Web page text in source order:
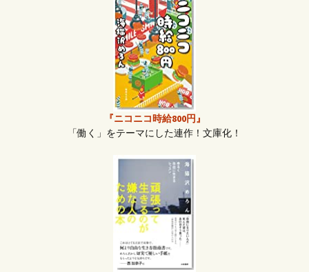
『ニコニコ時給800円』
「働く」をテーマにした連作！文庫化！